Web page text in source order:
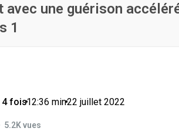
avec une guérison
1
4 fois•12:36 min•22 juillet 2022
5.2K vues